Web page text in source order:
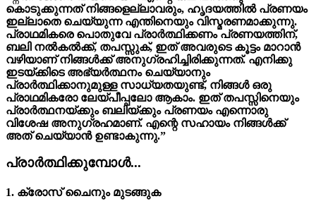
കൊടുക്കുന്നത് നിങ്ങളെല്ലാവരും, ഹൃദയത്തിൽ പ്രണയം
ഇല്ലാതെ ചെയ്യുന്ന എന്തിനെയും വിസ്മരണമാക്കുന്നു.
പ്രാഥമികരെ പൊതുവേ പ്രാർത്ഥിക്കണം പ്രണയത്തിന്,
ബലി നൽകൽക്ക്, തപസ്സുക്, ഇത് അവരുടെ കൂട്ടം മാറാൻ
വഴിയാണ് നിങ്ങൾക്ക് അനുഗ്രഹിച്ചിരിക്കുന്നത്. എനിക്കു
ഇടയ്ക്കിടെ അഭ്യർത്ഥനം ചെയ്യാനും
പ്രാർത്ഥിക്കാനുമുള്ള സാധ്യതയുണ്ട്, നിങ്ങള്‍ ഒരു
പ്രാഥമികരോ ലേയ്പീപ്പലോ ആകാം. ഇത് തപസ്സിനെയും
പ്രാർത്ഥനയ്ക്കും ബലിയ്ക്കും പ്രണയം എന്നൊരു
വിശേഷ അനുഗ്രഹമാണ്. എന്റെ സഹായം നിങ്ങൾക്ക്
അത് ചെയ്യാൻ ഉണ്ടാകുന്നു.”
പ്രാർത്ഥിക്കുമ്പോൾ...
1. ക്രോസ് ചൈനും മുടങ്ങുക